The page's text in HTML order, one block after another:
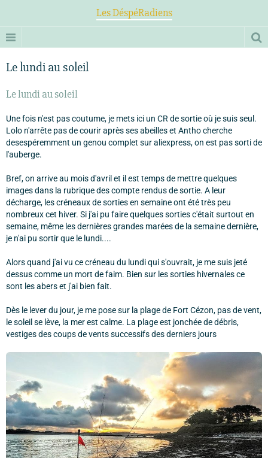
Les DéspéRadiens
Le lundi au soleil
Le lundi au soleil
Une fois n'est pas coutume, je mets ici un CR de sortie où je suis seul.
Lolo n'arrête pas de courir après ses abeilles et Antho cherche
desespéremment un genou complet sur aliexpress, on est pas sorti de
l'auberge.
Bref, on arrive au mois d'avril et il est temps de mettre quelques
images dans la rubrique des compte rendus de sortie. A leur
décharge, les créneaux de sorties en semaine ont été très peu
nombreux cet hiver. Si j'ai pu faire quelques sorties c'était surtout en
semaine, même les dernières grandes marées de la semaine dernière,
je n'ai pu sortir que le lundi....
Alors quand j'ai vu ce créneau du lundi qui s'ouvrait, je me suis jeté
dessus comme un mort de faim. Bien sur les sorties hivernales ce
sont les abers et j'ai bien fait.
Dès le lever du jour, je me pose sur la plage de Fort Cézon, pas de vent,
le soleil se lève, la mer est calme. La plage est jonchée de débris,
vestiges des coups de vents successifs des derniers jours